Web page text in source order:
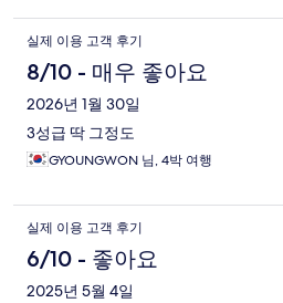
실제 이용 고객 후기
8/10 - 매우 좋아요
2026년 1월 30일
3성급 딱 그정도
GYOUNGWON 님, 4박 여행
실제 이용 고객 후기
6/10 - 좋아요
2025년 5월 4일